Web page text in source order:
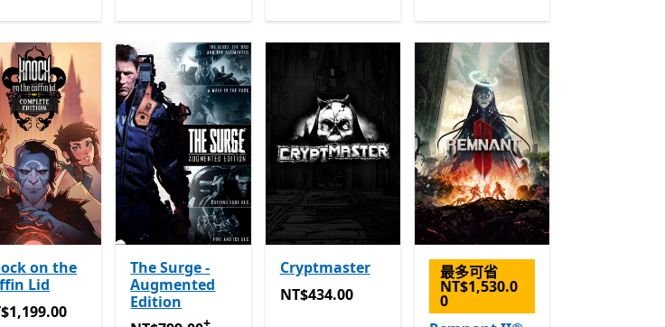
on the
Lid
The Surge -
Augmented
Edition
+
Cryptmaster
NT$434.00
NT$434.00
最多可省
NT$1,530.0
0